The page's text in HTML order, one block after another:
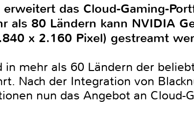
erweitert das Cloud-Gaming-
als 80 Ländern kann NVIDIA
x 2.160 Pixel) gestreamt
in mehr als 60 Ländern der
Nach der Integration von
nun das Angebot an Cloud-